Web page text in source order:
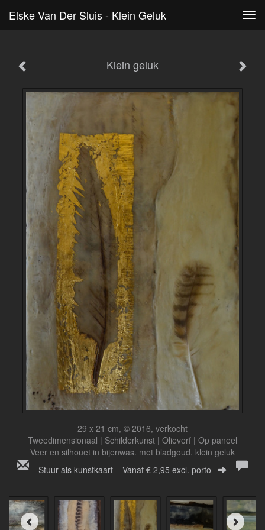
Elske Van Der Sluis - Klein Geluk
Klein geluk
29 x 21 cm, © 2016, verkocht
Tweedimensionaal | Schilderkunst | Olieverf | Op paneel
Veer en silhouet in bijenwas. met bladgoud. klein geluk
Stuur als kunstkaart Vanaf € 2,95 excl. porto